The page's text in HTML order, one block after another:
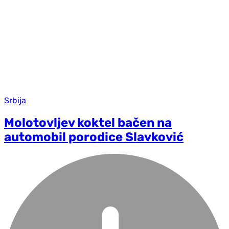
Srbija
Molotovljev koktel bačen na
automobil porodice Slavković